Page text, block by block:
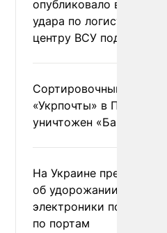
опубликовало видео
удара по
центру ВСУ под Киевом
Сортировочный пункт
«Укрпочты» в
уничтожен
На Украине
об удорожании
электроники после
по портам